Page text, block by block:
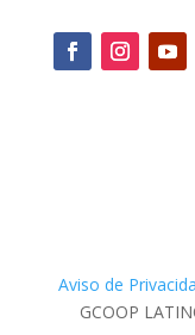
Aviso de
GCOOP